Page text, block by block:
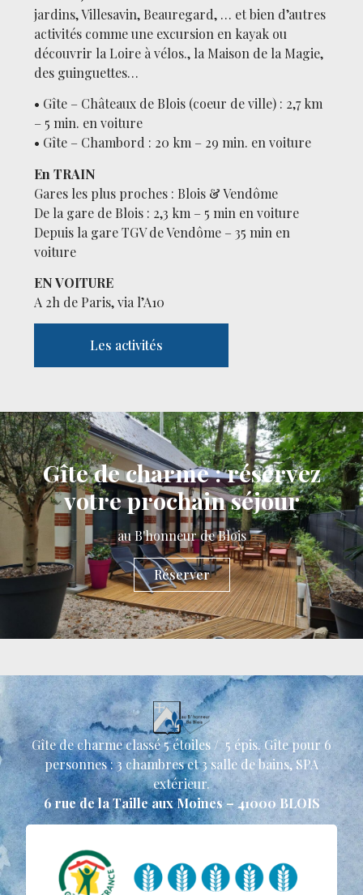
jardins, Villesavin, Beauregard, … et bien d’autres
activités comme une excursion en kayak ou
découvrir la Loire à vélos., la Maison de la Magie,
des guinguettes…
• Gîte – Châteaux de Blois (coeur de ville) : 2,7 km
– 5 min. en voiture
• Gîte – Chambord : 20 km – 29 min. en voiture
En TRAIN
Gares les plus proches : Blois & Vendôme
De la gare de Blois : 2,3 km – 5 min en voiture
Depuis la gare TGV de Vendôme – 35 min en
voiture
EN VOITURE
A 2h de Paris, via l’A10
Les activités
Gîte de charme : réservez
votre prochain séjour
au B'honneur de Blois
Réserver
Gîte de charme classé 5 étoiles / 5 épis. Gîte pour 6
personnes : 3 chambres et 3 salle de bains, SPA
extérieur.
6 rue de la Taille aux Moines – 41000 BLOIS